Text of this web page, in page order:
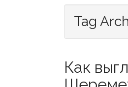
Tag
Как